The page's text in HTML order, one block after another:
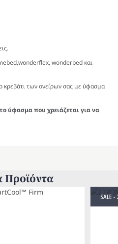
wonderbed και
κρεβάτι των ονείρων σας με ύφασμα
το ύφασμα που χρειάζεται για να
Προϊόντα
SALE -